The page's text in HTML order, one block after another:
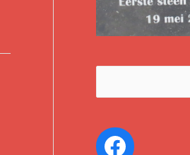
o
k Facebook